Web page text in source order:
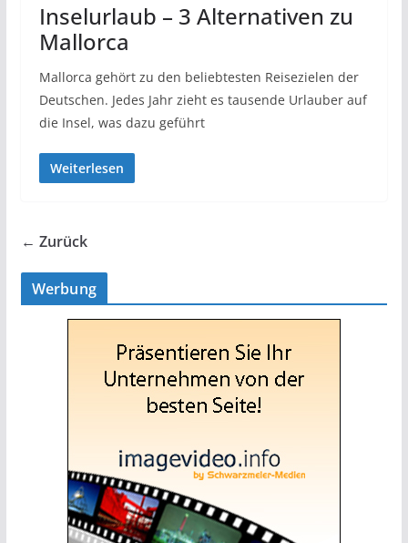
Inselurlaub – 3 Alternativen zu
Mallorca
Mallorca gehört zu den beliebtesten Reisezielen der
Deutschen. Jedes Jahr zieht es tausende Urlauber auf
die Insel, was dazu geführt
Weiterlesen
← Zurück
Werbung